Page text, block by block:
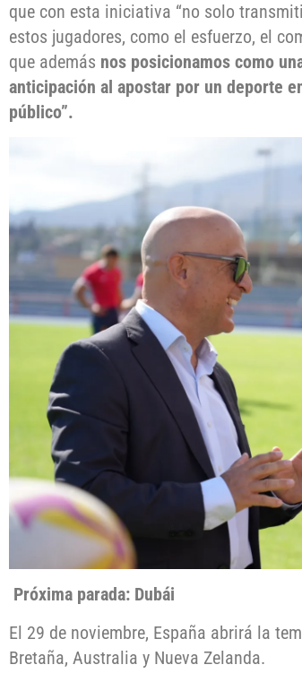
que con esta iniciativa “no solo
estos jugadores, como el esfuerzo, el
que además nos posicionamos como
anticipación al apostar por un deporte
público”.
Próxima parada: Dubái
El 29 de noviembre, España abrirá la
Bretaña, Australia y Nueva Zelanda.